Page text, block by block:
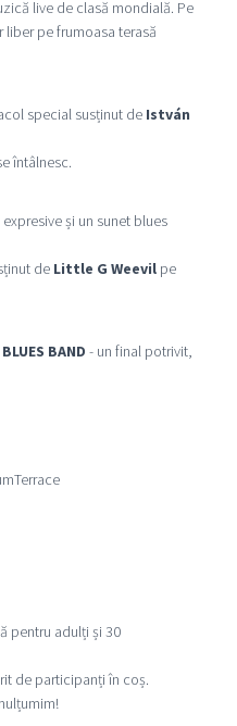
live de clasă mondială. Pe
liber pe frumoasa terasă
special susținut de István
întâlnesc.
și un sunet blues
de Little G Weevilpe
BAND - un final potrivit,
pentru adulți și 30
de participanți în coș.